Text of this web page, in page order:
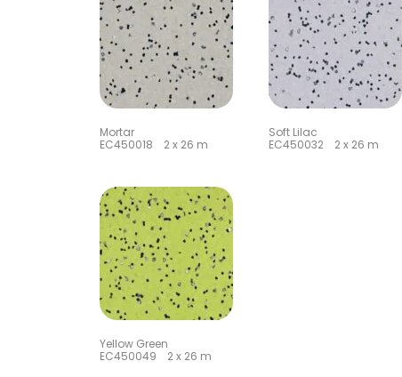
Mortar
EC450018 2 x 26 m
Soft Lilac
EC450032 2 x 26 m
Yellow Green
EC450049 2 x 26 m